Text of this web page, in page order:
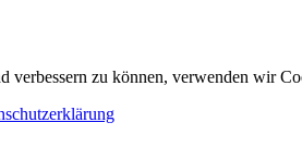
verbessern zu können, verwenden wir